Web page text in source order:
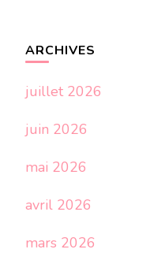
ARCHIVES
juillet 2026
juin 2026
mai 2026
avril 2026
mars 2026